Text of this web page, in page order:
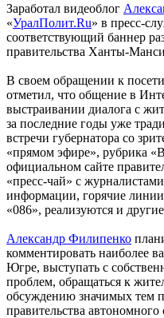
Заработал видеоблог
«УралПолит.Ru» в пресс-
соответствующий баннер
правительства Ханты-
В своем обращении к
отметил, что общение в
выстраивании диалога с
за последние годы уже
встречи губернатора со
«прямом эфире», рубрика
официальном сайте
«пресс-чай» с
информации, горячие
«086», реализуются и
Александр Филипенко
комментировать наиболее
Югре, выступать с
проблем, обращаться к
обсуждению значимых тем
правительства автономного